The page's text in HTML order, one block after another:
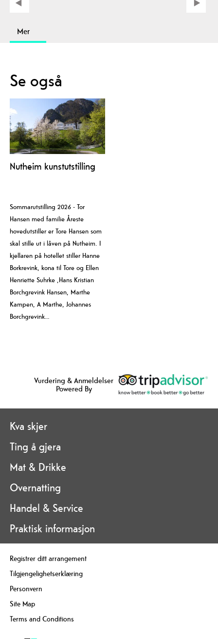
Mer
Se også
Nutheim kunstutstilling
Sommarutstilling 2026 - Tor
Hansen med familie Åreste
hovedutstiller er Tore Hansen som
skal stille ut i låven på Nutheim. I
kjellaren på hotellet stiller Hanne
Borkrevink, kona til Tore og Ellen
Henriette Suhrke ,Hans Kristian
Borchgrevink Hansen, Marthe
Kampen, A Marthe, Johannes
Borchgrevink…
Vurdering & Anmeldelser
Powered By
Kva skjer
Ting å gjera
Mat & Drikke
Overnatting
Handel & Service
Praktisk informasjon
Registrer ditt arrangement
Tilgjengelighetserklæring
Personvern
Site Map
Terms and Conditions